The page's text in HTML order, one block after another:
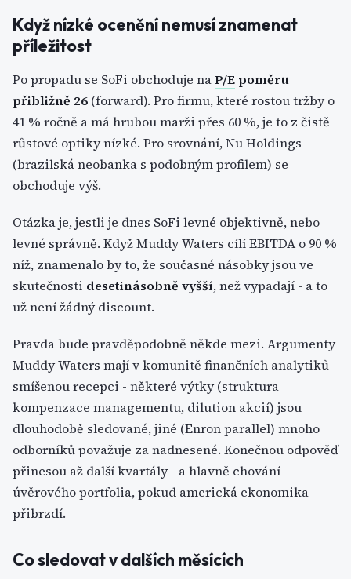
Když nízké ocenění nemusí znamenat
příležitost
Po propadu se SoFi obchoduje naP/E poměru
přibližně 26 (forward). Pro firmu, které rostou tržby o
41 % ročně a má hrubou marži přes 60 %, je to z čistě
růstové optiky nízké. Pro srovnání, Nu Holdings
(brazilská neobanka s podobným profilem) se
obchoduje výš.
Otázka je, jestli je dnes SoFi levné objektivně, nebo
levné správně. Když Muddy Waters cílí EBITDA o 90 %
níž, znamenalo by to, že současné násobky jsou ve
skutečnosti desetinásobně vyšší, než vypadají - a to
už není žádný discount.
Pravda bude pravděpodobně někde mezi. Argumenty
Muddy Waters mají v komunitě finančních analytiků
smíšenou recepci - některé výtky (struktura
kompenzace managementu, dilution akcií) jsou
dlouhodobě sledované, jiné (Enron parallel) mnoho
odborníků považuje za nadnesené. Konečnou odpověď
přinesou až další kvartály - a hlavně chování
úvěrového portfolia, pokud americká ekonomika
přibrzdí.
Co sledovat v dalších měsících